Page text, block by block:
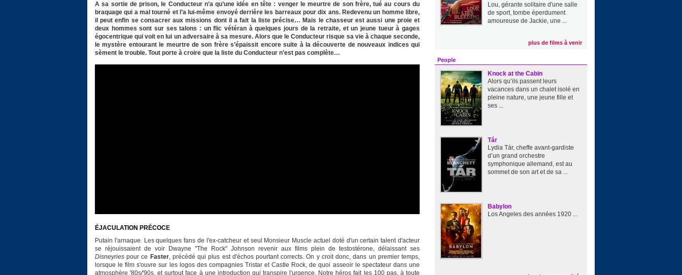
A sa sortie de prison, le Conducteur n’a qu’une idée en tête : venger le meurtre de son frère, tué au cours du
braquage qui a mal tourné et l’a lui-même envoyé derrière les barreaux pour dix ans. Redevenu un homme libre,
il peut enfin se consacrer aux missions dont il a fait la liste précise… Mais le chasseur est aussi une proie et
deux hommes sont sur ses talons : un flic vétéran à quelques jours de la retraite, et un jeune tueur à gages
égocentrique qui voit en lui un adversaire à sa mesure. Alors que le Conducteur risque sa vie à chaque seconde,
le mystère entourant le meurtre de son frère s’épaissit encore suite à la découverte de nouveaux indices qui
sèment le trouble. Tout porte à croire que la liste du Conducteur n’est pas complète…
ÉJACULATION PRÉCOCE
Putain l'arnaque. Les quelques fans de l'ex-catcheur et seul Monsieur Muscle actuel doté d'un certain talent d'acteur
se réjouissaient de voir Dwayne "The Rock" Johnson revenir aux films plein de testostérone, délaissant ses
Disneyries pour ce Faster, précédé qui plus est d'échos pourtant corrects. On y croit donc, dans un premier temps,
lorsque le film s'ouvre sur les logos des compagnies Tristar et Castle Rock, de quoi asseoir le spectateur dans une
atmosphère '80s/'90s, et surtout face à une introduction qui transpire l'urgence. Notre héros fait les 100 pas, à toute
Lou, gérante solitaire d'une salle
de sport, tombe éperdument
amoureuse de Jackie, une ...
plus de films à venir
People
Knock at the Cabin
Alors qu’ils passent leurs
vacances dans un chalet isolé en
pleine nature, une jeune fille et
ses ...
Tár
Lydia Tár, cheffe avant-gardiste
d’un grand orchestre
symphonique allemand, est au
sommet de son art et de sa ...
Babylon
Los Angeles des années 1920 ...